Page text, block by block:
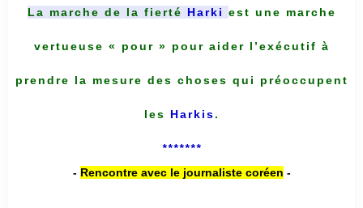
La marche de la fierté Harki est une marche
vertueuse « pour » pour aider l’exécutif à
prendre la mesure des choses qui préoccupent
les Harkis.
*******
- Rencontre avec le journaliste coréen -